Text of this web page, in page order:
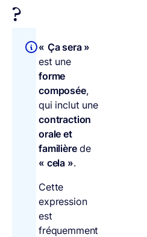
?
« Ça sera »
est une
forme
composée,
qui inclut une
contraction
orale et
familièrede
« cela ».
Cette
expression
est
fréquemment